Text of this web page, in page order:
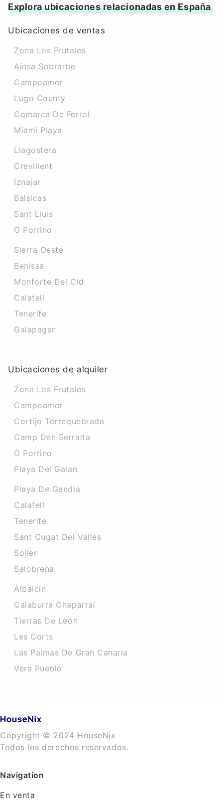
Explora ubicaciones relacionadas en España
Ubicaciones de ventas
Zona Los Frutales
Ainsa Sobrarbe
Campoamor
Lugo County
Comarca De Ferrol
Miami Playa
Llagostera
Crevillent
Iznajar
Balsicas
Sant Lluis
O Porrino
Sierra Oeste
Benissa
Monforte Del Cid
Calafell
Tenerife
Galapagar
Ubicaciones de alquiler
Zona Los Frutales
Campoamor
Cortijo Torrequebrada
Camp Den Serralta
O Porrino
Playa Del Galan
Playa De Gandia
Calafell
Tenerife
Sant Cugat Del Valles
Soller
Salobrena
Albaicin
Calaburra Chaparral
Tierras De Leon
Les Corts
Las Palmas De Gran Canaria
Vera Pueblo
Copyright © 2024 HouseNix
Todos los derechos reservados.
Navigation
En venta